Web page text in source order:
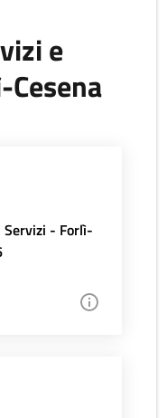
e
- Forlì-